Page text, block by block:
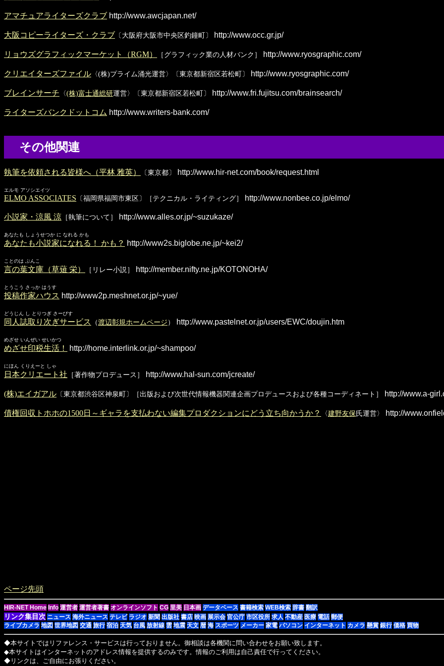
アマチュアライターズクラブ http://www.awcjapan.net/
大阪コピーライターズ・クラブ 〔大阪府大阪市中央区釣鐘町〕 http://www.occ.gr.jp/
リョウズグラフィックマーケット（RGM） ［グラフィック業の人材バンク］ http://www.ryosgraphic.com/
クリエイターズファイル 〈(株)プライム涌光運営〉〔東京都新宿区若松町〕 http://www.ryosgraphic.com/
ブレインサーチ 〈(株)富士通総研運営〉〔東京都新宿区若松町〕 http://www.fri.fujitsu.com/brainsearch/
ライターズバンクドットコム http://www.writers-bank.com/
その他関連
執筆を依頼される皆様へ（平林 雅英） 〔東京都〕 http://www.hir-net.com/book/request.html
エルモ アソシエイツ
ELMO ASSOCIATES 〔福岡県福岡市東区〕［テクニカル・ライティング］ http://www.nonbee.co.jp/elmo/
小説家・涼風 涼 ［執筆について］ http://www.alles.or.jp/~suzukaze/
あなたも しょうせつか に なれる かも
あなたも小説家になれる！ かも？ http://www2s.biglobe.ne.jp/~kei2/
ことのは ぶんこ
言の葉文庫（草薙 栄） ［リレー小説］ http://member.nifty.ne.jp/KOTONOHA/
とうこう さっか はうす
投稿作家ハウス http://www2p.meshnet.or.jp/~yue/
どうじん し とりつぎ さーびす
同人誌取り次ぎサービス （渡辺彰規ホームページ） http://www.pastelnet.or.jp/users/EWC/doujin.htm
めざせ いんぜい せいかつ
めざせ印税生活！ http://home.interlink.or.jp/~shampoo/
にほん くりえーと しゃ
日本クリエート社 ［著作物プロデュース］ http://www.hal-sun.com/jcreate/
(株)エイガアル 〔東京都渋谷区神泉町〕［出版および次世代情報機器関連企画プロデュースおよび各種コーディネート］ http://www.a-
債権回収トホホの1500日～ギャラを支払わない編集プロダクションにどう立ち向かうか？ 〈建野友保氏運営〉 http://
ページ先頭
HIR-NET Home Info 運営者 運営者著書 オンラインソフト CG 里美 日本画 データベース 書籍検索 WEB検索 辞書 翻訳
リンク集目次 ニュース 海外ニュース テレビ ラジオ 新聞 出版社 書店 映画 展示会 官公庁 市区役所 求人 不動産 医療 電話 郵便
ライブカメラ 地図 世界地図 交通 旅行 宿泊 天気 台風 放射線 雲 地震 天文 暦 海 スポーツ メーカー 家電 パソコン インターネット カメラ 懸賞 銀行 価格 買物
◆本サイトではリファレンス・サービスは行っておりません。御相談は各機関に問い合わせをお願い致します。
◆本サイトはインターネットのアドレス情報を提供するのみです。情報のご利用は自己責任で行ってください。
◆リンクは、ご自由にお張りください。